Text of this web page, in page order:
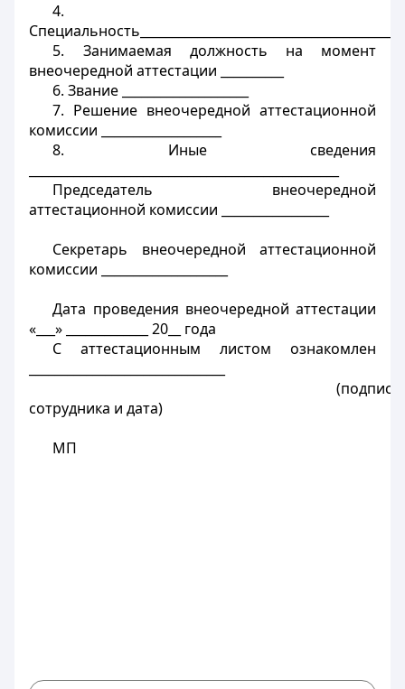
4.
5. Занимаемая должность на момент
внеочередной аттестации __________
6. Звание ____________________
7. Решение внеочередной аттестационной
комиссии ___________________
8. Иные сведения
Председатель внеочередной
аттестационной комиссии _________________
Секретарь внеочередной аттестационной
комиссии ____________________
Дата проведения внеочередной аттестации
«___» _____________ 20__ года
С аттестационным листом ознакомлен
(подпись
сотрудника и дата)
МП